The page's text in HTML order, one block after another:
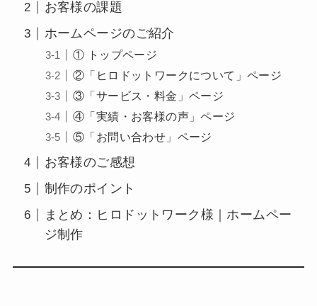
お客様の課題
ホームページのご紹介
① トップページ
②「ヒロドットワークについて」ページ
③「サービス・料金」ページ
④「実績・お客様の声」ページ
⑤「お問い合わせ」ページ
お客様のご感想
制作のポイント
まとめ：ヒロドットワーク様｜ホームペー
ジ制作